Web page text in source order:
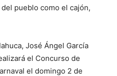
pueblo como el cajón,
José Ángel García
el Concurso de
el domingo 2 de